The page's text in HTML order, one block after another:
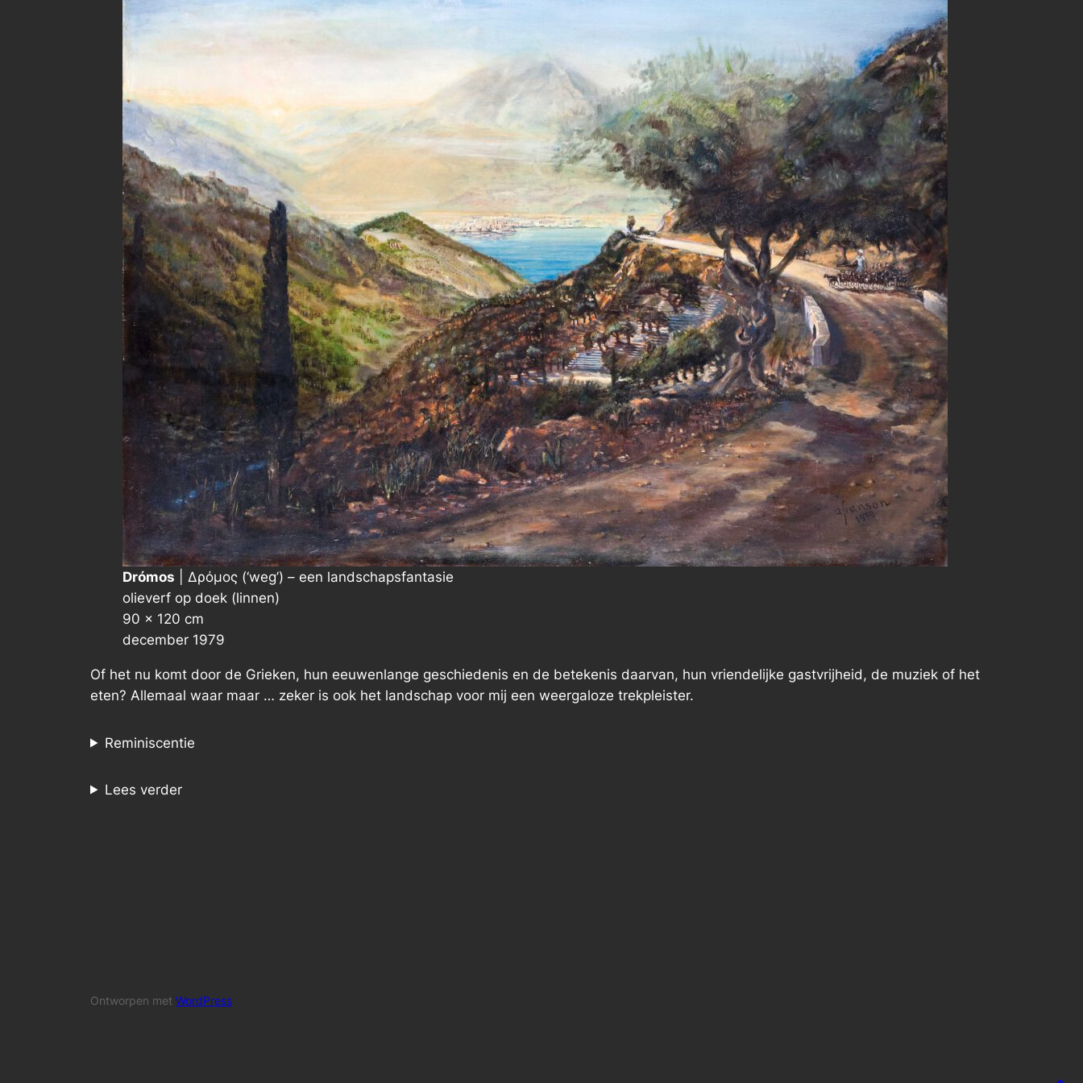
Drómos | Δρόμος (‘weg’) – een landschapsfantasie
olieverf op doek (linnen)
90 × 120 cm
december 1979
Of het nu komt door de Grieken, hun eeuwenlange geschiedenis en de betekenis daarvan, hun vriendelijke gastvrijheid, de muziek of het
eten? Allemaal waar maar … zeker is ook het landschap voor mij een weergaloze trekpleister.
Reminiscentie
Lees verder
Ontworpen met WordPress